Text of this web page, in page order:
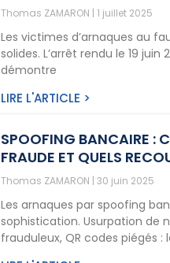
Thomas ZAMARON 1 juillet 2025
Les victimes d’arnaques au
solides. L’arrêt rendu le 19 juin
démontre
LIRE L'ARTICLE >
SPOOFING BANCAIRE :
FRAUDE ET QUELS
Thomas ZAMARON 30 juin 2025
Les arnaques par spoofing
sophistication. Usurpation de
frauduleux, QR codes piégés